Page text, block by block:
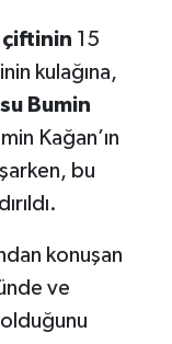
çiftinin 15
kulağına,
Bumin
Kağan’ın
bu
konuşan
ve